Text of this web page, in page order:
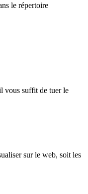
le répertoire
vous suffit de tuer le
sur le web, soit les